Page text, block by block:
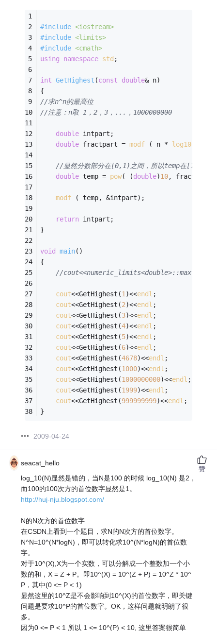
#include <iostream>
#include <limits>
#include <cmath>
using
namespace std ;
int GetHighest (const double& n)
{
//求n^n的最高位
//注意：n取 1，2，3，...，1000000000
double intpart;
double fractpart = modf ( n * log10
//显然分数部分在[0,1)之间，所以temp在[1,10)之
double temp = pow( (double)10,
modf ( temp, &intpart);
return intpart;
}
void main()
{
//
cout<<GetHighest(1)<<endl ;
cout<<GetHighest(2)<<endl ;
cout<<GetHighest(3)<<endl ;
cout<<GetHighest(4)<<endl ;
cout<<GetHighest(5)<<endl ;
cout<<GetHighest(6)<<endl ;
cout<<GetHighest(4678)<<endl ;
cout<<GetHighest(1000)<<endl ;
cout<<GetHighest(1000000000)<<endl ;
cout<<GetHighest(1999)<<endl ;
cout<<GetHighest(999999999)<<endl ;
}
2009-04-24
seacat_hello
log_10(N)显然是错的，当N是100 的时候 log_10(N) 是2，
而100的100次方的首位数字显然是1。
http://huj-nju.blogspot.com/
N的N次方的首位数字
在CSDN上看到一个题目，求N的N次方的首位数字。
N^N=10^(N*logN)，即可以转化求10^(N*logN)的首位数
字。
对于10^(X),X为一个实数，可以分解成一个整数加一个小
数的和，X = Z + P。即10^(X) = 10^(Z + P) = 10^Z * 10^
P，其中(0 <= P < 1)
显然这里的10^Z是不会影响到10^(X)的首位数字，即关键
问题是要求10^P的首位数字。OK，这样问题就明朗了很
多。
因为0 <= P < 1 所以 1 <= 10^(P) < 10, 这里答案很简单
赞